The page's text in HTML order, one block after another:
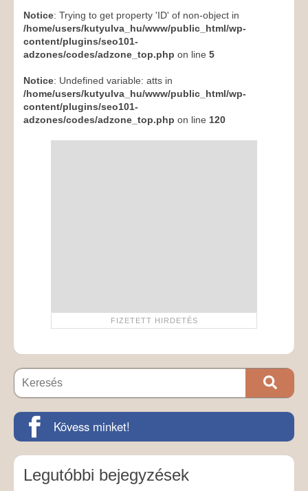
Notice: Trying to get property 'ID' of non-object in
/home/users/kutyulva_hu/www/public_html/wp-
content/plugins/seo101-
adzones/codes/adzone_top.php on line 5
Notice: Undefined variable: atts in
/home/users/kutyulva_hu/www/public_html/wp-
content/plugins/seo101-
adzones/codes/adzone_top.php on line 120
Kövess minket!
Legutóbbi bejegyzések